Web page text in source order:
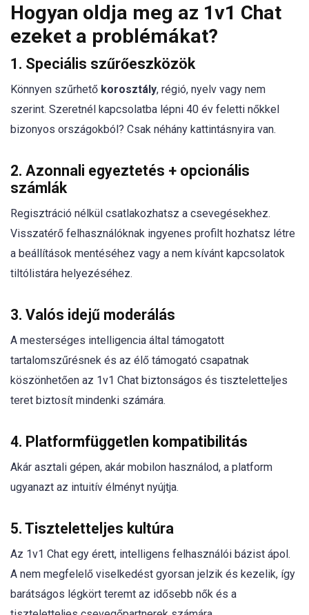
Hogyan oldja meg az 1v1 Chat
ezeket a problémákat?
1. Speciális szűrőeszközök
Könnyen szűrhető korosztály, régió, nyelv vagy nem
szerint. Szeretnél kapcsolatba lépni 40 év feletti nőkkel
bizonyos országokból? Csak néhány kattintásnyira van.
2. Azonnali egyeztetés + opcionális
számlák
Regisztráció nélkül csatlakozhatsz a csevegésekhez.
Visszatérő felhasználóknak ingyenes profilt hozhatsz létre
a beállítások mentéséhez vagy a nem kívánt kapcsolatok
tiltólistára helyezéséhez.
3. Valós idejű moderálás
A mesterséges intelligencia által támogatott
tartalomszűrésnek és az élő támogató csapatnak
köszönhetően az 1v1 Chat biztonságos és tiszteletteljes
teret biztosít mindenki számára.
4. Platformfüggetlen kompatibilitás
Akár asztali gépen, akár mobilon használod, a platform
ugyanazt az intuitív élményt nyújtja.
5. Tiszteletteljes kultúra
Az 1v1 Chat egy érett, intelligens felhasználói bázist ápol.
A nem megfelelő viselkedést gyorsan jelzik és kezelik, így
barátságos légkört teremt az idősebb nők és a